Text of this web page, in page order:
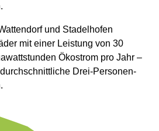
und Stadelhofen
mit einer Leistung von 30
Ökostrom pro Jahr –
Drei-Personen-